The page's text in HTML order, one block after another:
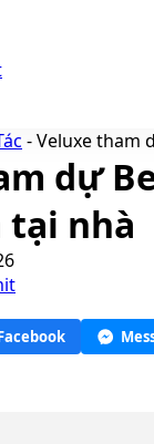
-Veluxe tham
dự
tại nhà